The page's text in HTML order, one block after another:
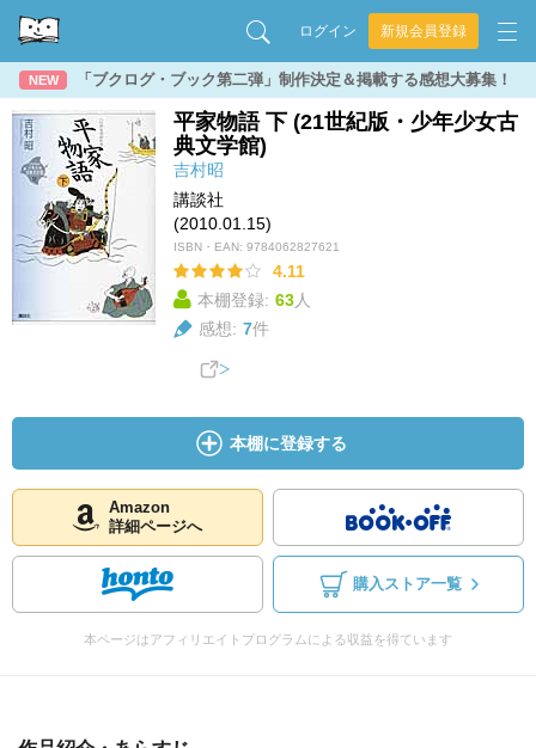
ログイン 新規会員登録
NEW 「ブクログ・ブック第二弾」制作決定＆掲載する感想大募集！
平家物語 下 (21世紀版・少年少女古
典文学館)
吉村昭
講談社
(2010.01.15)
ISBN・EAN: 9784062827621
4.11
本棚登録: 63人
感想: 7件
本棚に登録する
Amazon
詳細ページへ
購入ストア一覧
本ページはアフィリエイトプログラムによる収益を得ています